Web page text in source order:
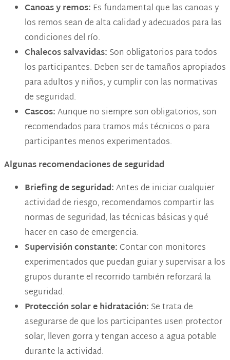
Canoas y remos: Es fundamental que las canoas y
los remos sean de alta calidad y adecuados para las
condiciones del río.
Chalecos salvavidas: Son obligatorios para todos
los participantes. Deben ser de tamaños apropiados
para adultos y niños, y cumplir con las normativas
de seguridad.
Cascos:Aunque no siempre son obligatorios, son
recomendados para tramos más técnicos o para
participantes menos experimentados​.
Algunas recomendaciones de seguridad
Briefing de seguridad:Antes de iniciar cualquier
actividad de riesgo, recomendamos compartir las
normas de seguridad, las técnicas básicas y qué
hacer en caso de emergencia.
Supervisión constante: Contar con monitores
experimentados que puedan guiar y supervisar a los
grupos durante el recorrido también reforzará la
seguridad.
Protección solar e hidratación: Se trata de
asegurarse de que los participantes usen protector
solar, lleven gorra y tengan acceso a agua potable
durante la actividad​.